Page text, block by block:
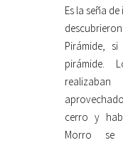
Es la seña
Pirámide,
pirámide.
cerro y
Morro se